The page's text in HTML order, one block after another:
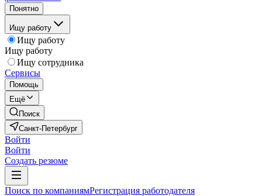
Понятно
Ищу работу
Ищу работу
Ищу работу
Ищу сотрудника
Сервисы
Помощь
Ещё
Поиск
Санкт-Петербург
Войти
Войти
Создать резюме
Поиск по компаниямРегистрация работодателя